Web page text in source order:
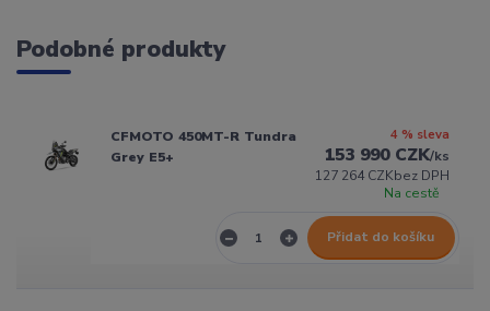
Podobné produkty
CFMOTO 450MT-R Tundra
Grey E5+
4 % sleva
153 990 CZK/ks
127 264 CZKbez DPH
Na cestě
Přidat do košíku